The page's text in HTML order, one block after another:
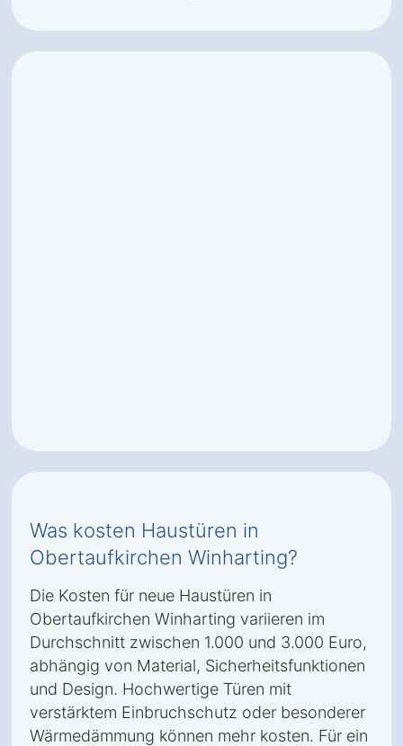
Was kosten Haustüren in
Obertaufkirchen Winharting?
Die Kosten für neue Haustüren in
Obertaufkirchen Winharting variieren im
Durchschnitt zwischen 1.000 und 3.000 Euro,
abhängig von Material, Sicherheitsfunktionen
und Design. Hochwertige Türen mit
verstärktem Einbruchschutz oder besonderer
Wärmedämmung können mehr kosten. Für ein